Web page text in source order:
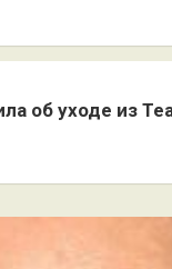
об уходе из